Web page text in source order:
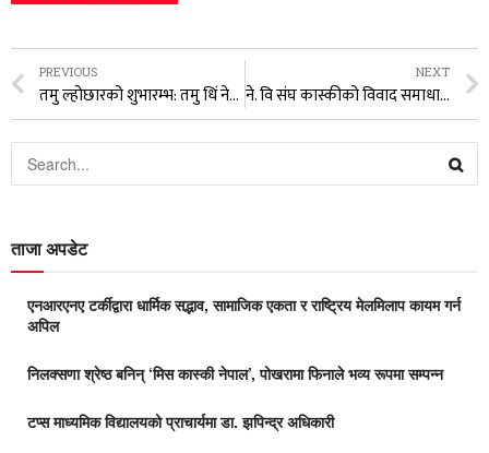
PREVIOUS
तमु ल्होछारको शुभारम्भ: तमु धिं नेपालद्वारा आयोजित सडक दौडमा ताङतिङ दुधपोखरी तमु समाज प्रथम
NEXT
ने. वि संघ कास्कीको विवाद समाधानका लागि नियमित अधिवेशनको माग
ताजा अपडेट
एनआरएनए टर्कीद्वारा धार्मिक सद्भाव, सामाजिक एकता र राष्ट्रिय मेलमिलाप कायम गर्न
अपिल
निलक्सणा श्रेष्ठ बनिन् ‘मिस कास्की नेपाल’, पोखरामा फिनाले भव्य रूपमा सम्पन्न
टप्स माध्यमिक विद्यालयको प्राचार्यमा डा. झपिन्द्र अधिकारी